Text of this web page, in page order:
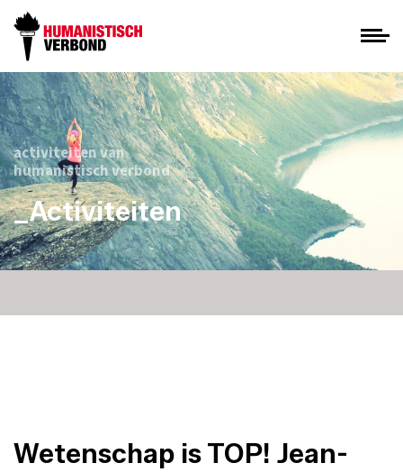
activiteiten van
humanistisch verbond
_Activiteiten
Wetenschap is TOP! Jean-